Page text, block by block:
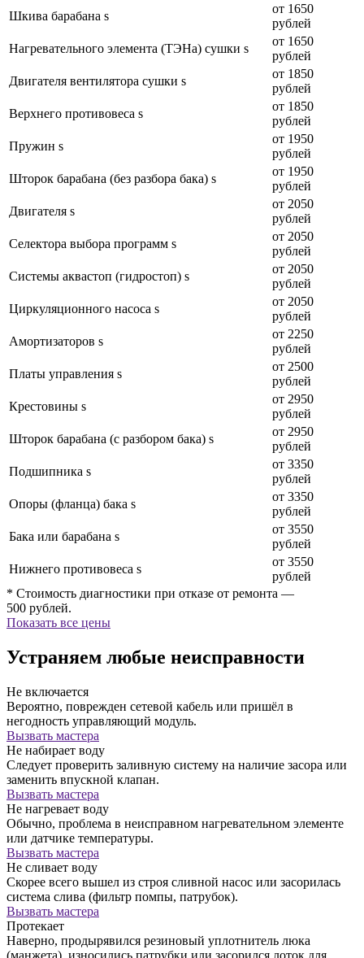
Шкива барабана s
от 1650
рублей
Нагревательного элемента (ТЭНа) сушки s
от 1650
рублей
Двигателя вентилятора сушки s
от 1850
рублей
Верхнего противовеса s
от 1850
рублей
Пружин s
от 1950
рублей
Шторок барабана (без разбора бака) s
от 1950
рублей
Двигателя s
от 2050
рублей
Селектора выбора программ s
от 2050
рублей
Системы аквастоп (гидростоп) s
от 2050
рублей
Циркуляционного насоса s
от 2050
рублей
Амортизаторов s
от 2250
рублей
Платы управления s
от 2500
рублей
Крестовины s
от 2950
рублей
Шторок барабана (с разбором бака) s
от 2950
рублей
Подшипника s
от 3350
рублей
Опоры (фланца) бака s
от 3350
рублей
Бака или барабана s
от 3550
рублей
Нижнего противовеса s
от 3550
рублей
* Стоимость диагностики при отказе от ремонта —
500 рублей.
Показать все цены
Устраняем любые неисправности
Не включается
Вероятно, поврежден сетевой кабель или пришёл в
негодность управляющий модуль.
Вызвать мастера
Не набирает воду
Следует проверить заливную систему на наличие засора или
заменить впускной клапан.
Вызвать мастера
Не нагревает воду
Обычно, проблема в неисправном нагревательном элементе
или датчике температуры.
Вызвать мастера
Не сливает воду
Скорее всего вышел из строя сливной насос или засорилась
система слива (фильтр помпы, патрубок).
Вызвать мастера
Протекает
Наверно, продырявился резиновый уплотнитель люка
(манжета), износились патрубки или засорился лоток для